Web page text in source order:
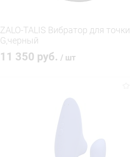
ZALO-TALIS Вибратор для точки
G,черный
11 350 руб. / шт
В корзину
В наличии